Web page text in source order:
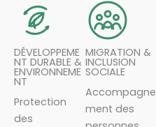
DÉVELOPPEME
NT DURABLE &
ENVIRONNEME
NT
Protection
des
MIGRATION &
INCLUSION
SOCIALE
Accompagne
ment des